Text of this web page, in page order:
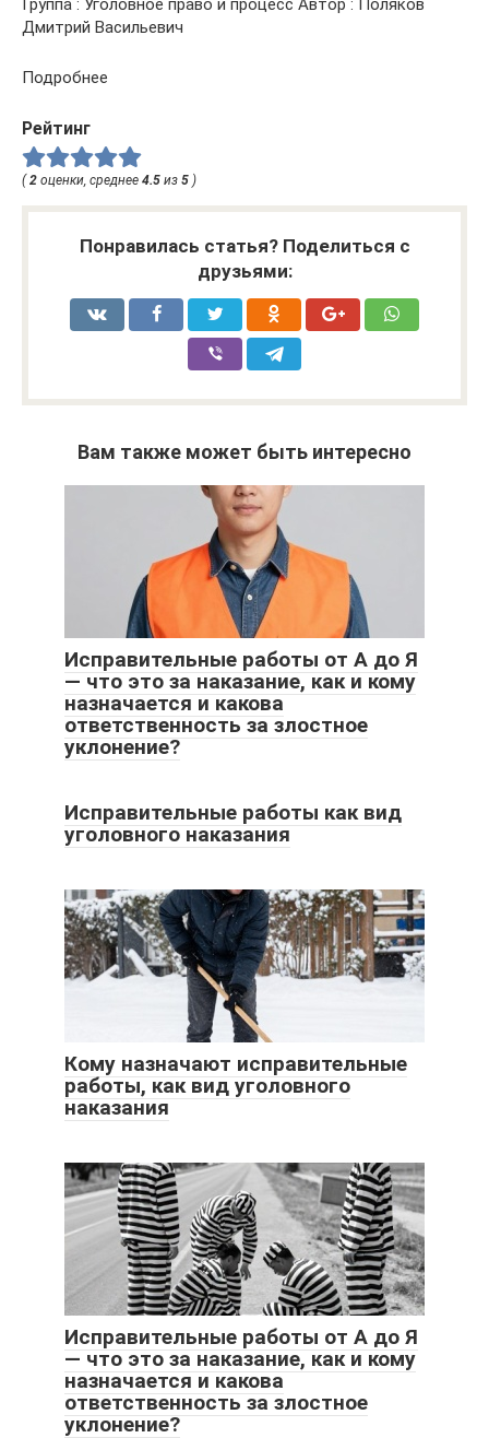
Группа : Уголовное право и процесс Автор : Поляков
Дмитрий Васильевич
Подробнее
Рейтинг
(2 оценки, среднее 4.5 из 5 )
Понравилась статья? Поделиться с
друзьями:
Вам также может быть интересно
Исправительные работы от А до Я
— что это за наказание, как и кому
назначается и какова
ответственность за злостное
уклонение?
Исправительные работы как вид
уголовного наказания
Кому назначают исправительные
работы, как вид уголовного
наказания
Исправительные работы от А до Я
— что это за наказание, как и кому
назначается и какова
ответственность за злостное
уклонение?